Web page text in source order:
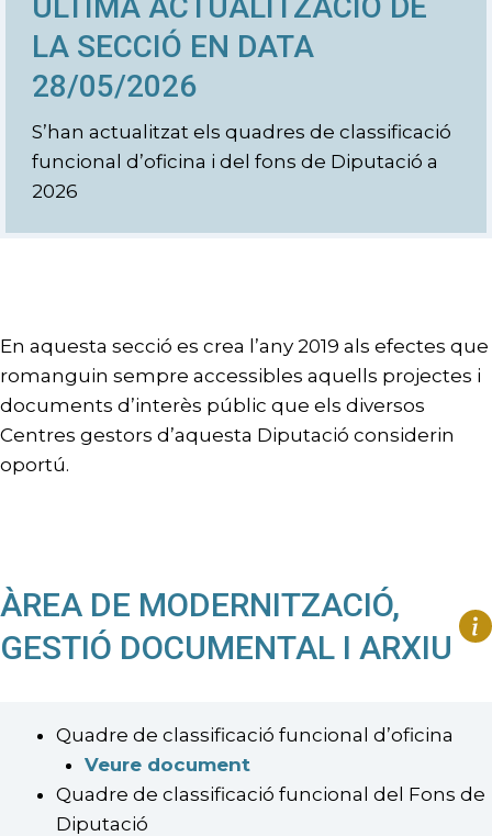
ÚLTIMA ACTUALITZACIÓ DE
LA SECCIÓ EN DATA
28/05/2026
S’han actualitzat els quadres de classificació
funcional d’oficina i del fons de Diputació a
2026
En aquesta secció es crea l’any 2019 als efectes que
romanguin sempre accessibles aquells projectes i
documents d’interès públic que els diversos
Centres gestors d’aquesta Diputació considerin
oportú.
ÀREA DE MODERNITZACIÓ,
GESTIÓ DOCUMENTAL I ARXIU
Quadre de classificació funcional d’oficina
Veure document
Quadre de classificació funcional del Fons de
Diputació